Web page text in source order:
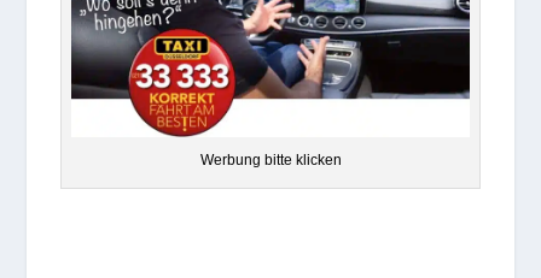
Wer­bung bitte klicken